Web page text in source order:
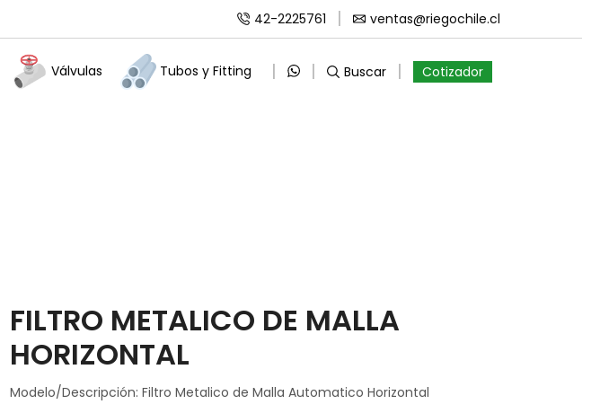
42-2225761 ventas@riegochile.cl
Válvulas Tubos y Fitting Buscar Cotizador
FILTRO METALICO DE MALLA
HORIZONTAL
Modelo/Descripción: Filtro Metalico de Malla Automatico Horizontal